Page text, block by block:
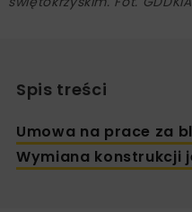
Spis treści
Umowa na prace za
Wymiana konstrukcji